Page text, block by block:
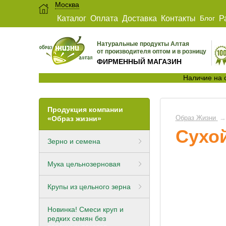
Москва
Каталог Оплата Доставка Контакты Блог
Натуральные продукты Алтая
от производителя оптом и в розницу
ФИРМЕННЫЙ МАГАЗИН
Наличие на
Продукция компании
«Образ жизни»
Зерно и семена
Конопли пищевой
Мука цельнозерновая
гречки) мука
Крупы из цельного зерна
Смеси круп для каш
гарниров
Новинка! Смеси круп и
редких семян без
Правильные супы
Разнотравье мед
Образ Жизни →